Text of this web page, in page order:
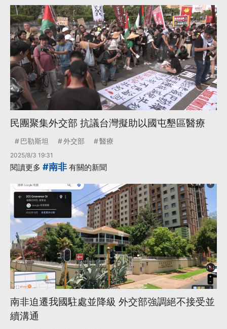
民團聚集外交部 抗議台灣擬助以國屯墾區醫療
巴勒斯坦 外交部 醫療
2025/8/3 19:31
閱讀更多 #南非 有關的新聞
南非迫遷我國駐處並降級 外交部強調絕不接受並
續溝通